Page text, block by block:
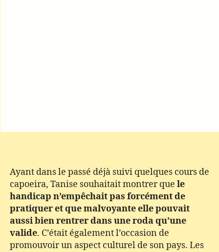
Ayant dans le passé déjà suivi quelques cours de
capoeira, Tanise souhaitait montrer que le
handicap n’empêchait pas forcément de
pratiquer et que malvoyante elle pouvait
aussi bien rentrer dans une roda qu’une
valide. C’était également l’occasion de
promouvoir un aspect culturel de son pays. Les